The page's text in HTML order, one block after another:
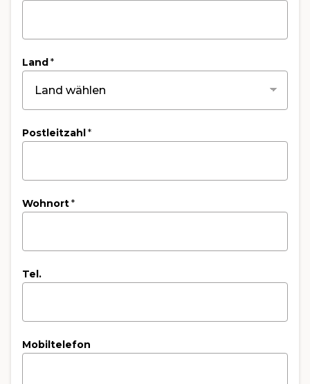
Land *
Postleitzahl *
Wohnort*
Tel.
Mobiltelefon